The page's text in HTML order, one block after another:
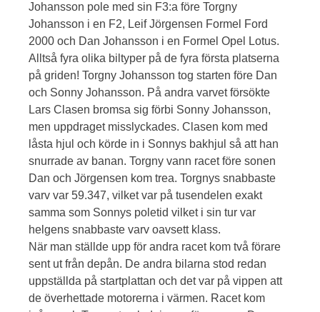
Johansson pole med sin F3:a före Torgny
Johansson i en F2, Leif Jörgensen Formel Ford
2000 och Dan Johansson i en Formel Opel Lotus.
Alltså fyra olika biltyper på de fyra första platserna
på griden! Torgny Johansson tog starten före Dan
och Sonny Johansson. På andra varvet försökte
Lars Clasen bromsa sig förbi Sonny Johansson,
men uppdraget misslyckades. Clasen kom med
låsta hjul och körde in i Sonnys bakhjul så att han
snurrade av banan. Torgny vann racet före sonen
Dan och Jörgensen kom trea. Torgnys snabbaste
varv var 59.347, vilket var på tusendelen exakt
samma som Sonnys poletid vilket i sin tur var
helgens snabbaste varv oavsett klass.
När man ställde upp för andra racet kom två förare
sent ut från depån. De andra bilarna stod redan
uppställda på startplattan och det var på vippen att
de överhettade motorerna i värmen. Racet kom